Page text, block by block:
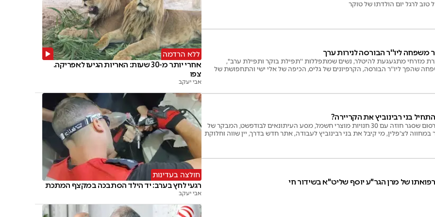
טוב לרגל יום הולדתו של טוקר
מזרחי מתגעגעת להיטלר, נשים שמתפללות ''תפילת בוקר ותפילת ערב'',
שהפך ליו''ר הבורסה, הקרפיונים של גליס, הכיפה של אלי ישי והתחפושת של
השבוע במהדורה: משרד הפרסום שסגר חוזה עם 30 חנויות מוצרי חשמל, מסע העיתונאים לבודפשט, המבקר של
לצ'פלין, מי קיבל את בני רבינוביץ לעבודה, אתר חדש בדרך, יין שווה וחלוקת
של מרן הגר"ע יוסף שליט"א בשידור חי
ללא הרדמה
אחרי יותר מ-30 שעות: האריות הגיעו לאפריקה.
צפו
אבי יעקב
חולצה בעדינות
רגעי לחץ בערב: יד הילד הסתבכה במקצף המתכת
אבי יעקב